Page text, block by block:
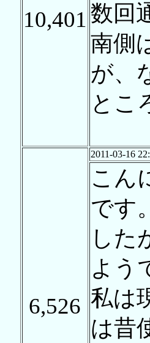
10,401数回
南側
が、
とこ
6,526
2011-03-16
こん
です
した
よう
私は
は昔